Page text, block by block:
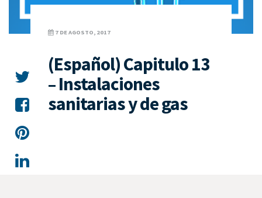
7 DE AGOSTO, 2017
(Español) Capitulo 13
– Instalaciones
sanitarias y de gas